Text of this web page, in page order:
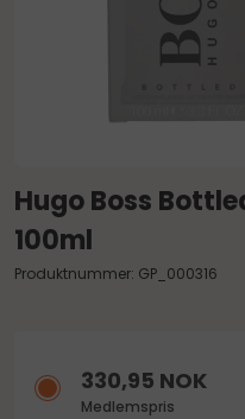
Hugo Boss
100ml
Produktnummer: GP_000316
330,95 NOK
Medlemspris